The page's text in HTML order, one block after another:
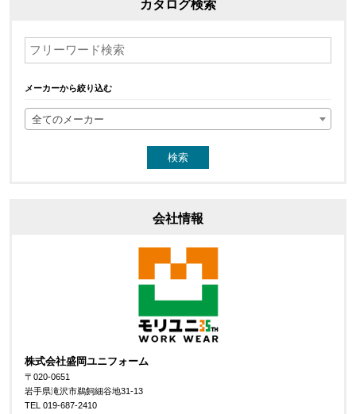
カタログ検索
メーカーから絞り込む
全てのメーカー
会社情報
株式会社盛岡ユニフォーム
〒020-0651
岩手県滝沢市鵜飼細谷地31-13
TEL 019-687-2410